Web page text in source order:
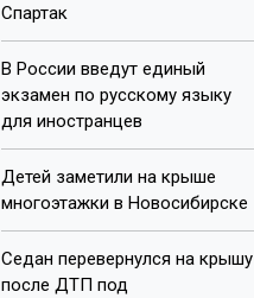
Спартак
В России введут единый
экзамен по русскому языку
для иностранцев
Детей заметили на крыше
многоэтажки в Новосибирске
Седан перевернулся на крышу
после ДТП под